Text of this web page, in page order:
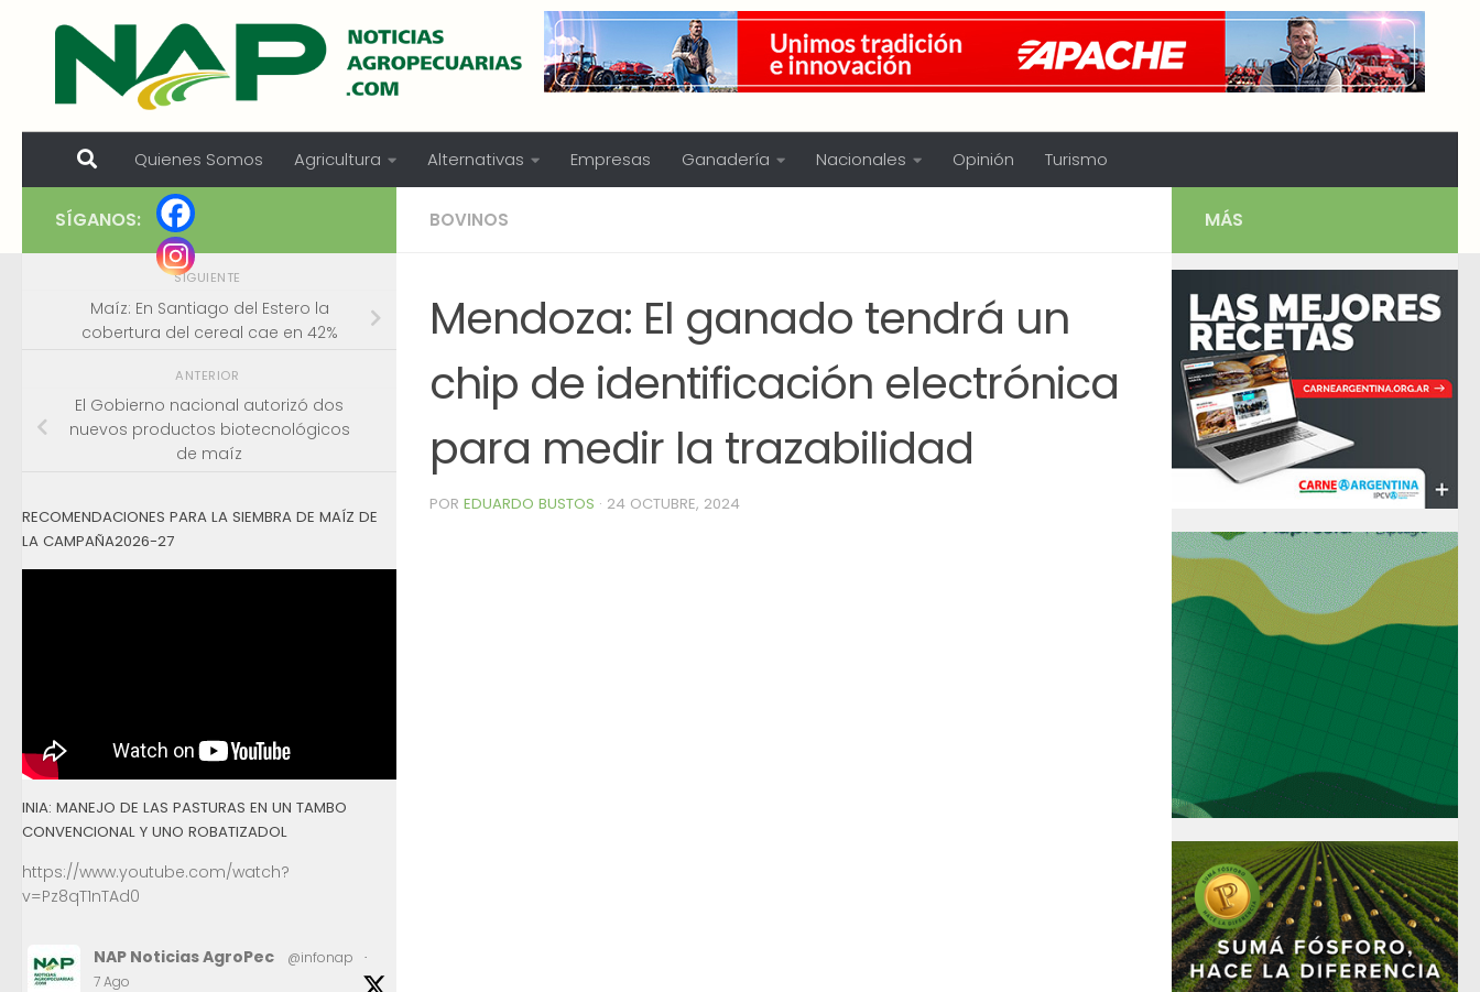
Skip to content
Quienes Somos Agricultura Alternativas Empresas Ganadería Nacionales Opinión Turismo
BOVINOS
Mendoza: El ganado tendrá un
chip de identificación electrónica
para medir la trazabilidad
POR EDUARDO BUSTOS · 24 OCTUBRE, 2024
SÍGANOS:
SIGUIENTE
Maíz: En Santiago del Estero la
cobertura del cereal cae en 42%
ANTERIOR
El Gobierno nacional autorizó dos
nuevos productos biotecnológicos
de maíz
RECOMENDACIONES PARA LA SIEMBRA DE MAÍZ DE
LA CAMPAÑA2026-27
INIA: MANEJO DE LAS PASTURAS EN UN TAMBO
CONVENCIONAL Y UNO ROBATIZADOL
https://www.youtube.com/watch?
v=Pz8qT1nTAd0
NAP Noticias AgroPec @infonap
·
7 Ago
MÁS